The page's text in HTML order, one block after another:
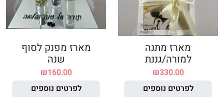
מארז מתנה
למורה/גננת
₪330.00
לפרטים נוספים
מארז מפנק לסוף
שנה
₪160.00
לפרטים נוספים